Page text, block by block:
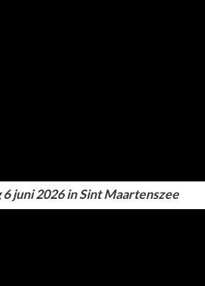
juni 2026 in Sint Maartenszee